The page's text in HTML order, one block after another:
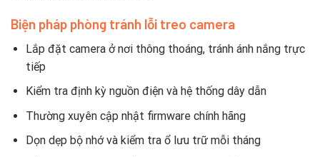
Biện pháp phòng tránh lỗi treo camera
Lắp đặt camera ở nơi thông thoáng, tránh ánh nắng trực
tiếp
Kiểm tra định kỳ nguồn điện và hệ thống dây dẫn
Thường xuyên cập nhật firmware chính hãng
Dọn dẹp bộ nhớ và kiểm tra ổ lưu trữ mỗi tháng